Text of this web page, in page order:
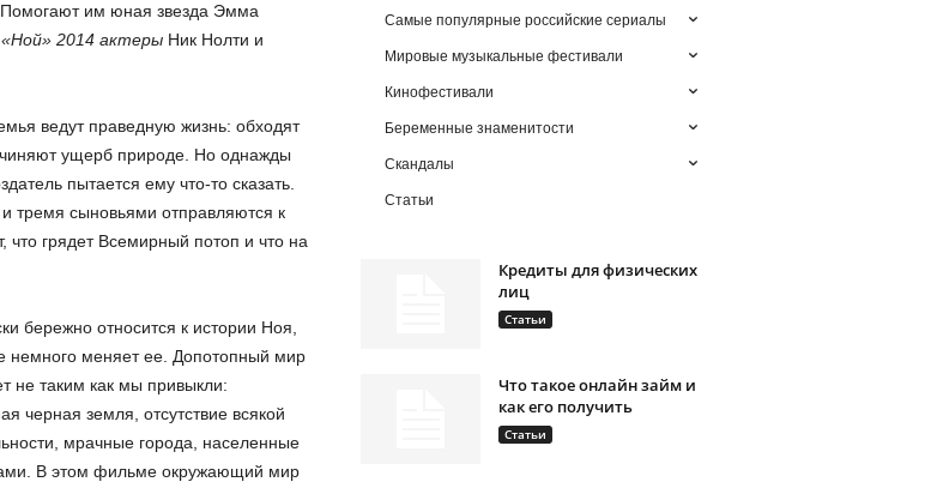
им юная звезда Эмма
«Ной» 2014 актерыНик Нолти и
ведут праведную жизнь: обходят
ущерб природе. Но однажды
пытается ему что-то сказать.
тремя сыновьями отправляются к
грядет Всемирный потоп и что на
бережно относится к истории Ноя,
немного меняет ее. Допотопный мир
не таким как мы привыкли:
черная земля, отсутствие всякой
мрачные города, населенные
В этом фильме окружающий мир
Самые популярные российские сериалы
Мировые музыкальные фестивали
Кинофестивали
Беременные знаменитости
Скандалы
Статьи
Кредиты для физических
лиц
Статьи
Что такое онлайн займ и
как его получить
Статьи